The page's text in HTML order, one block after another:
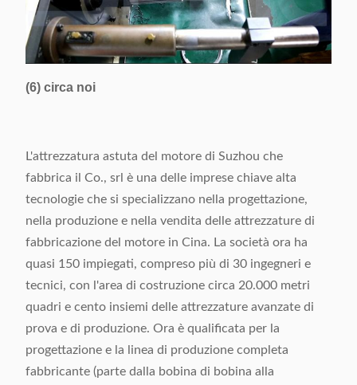
(6) circa noi
L'attrezzatura astuta del motore di Suzhou che
fabbrica il Co., srl è una delle imprese chiave alta
tecnologie che si specializzano nella progettazione,
nella produzione e nella vendita delle attrezzature di
fabbricazione del motore in Cina. La società ora ha
quasi 150 impiegati, compreso più di 30 ingegneri e
tecnici, con l'area di costruzione circa 20.000 metri
quadri e cento insiemi delle attrezzature avanzate di
prova e di produzione. Ora è qualificata per la
progettazione e la linea di produzione completa
fabbricante (parte dalla bobina di bobina alla